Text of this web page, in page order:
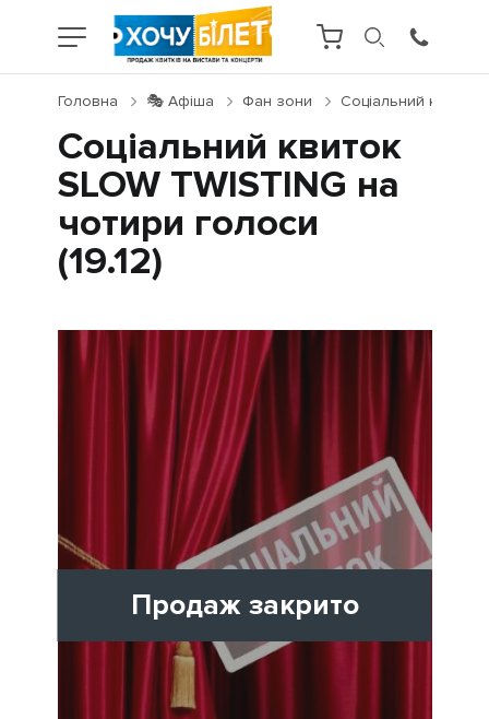
Головна 🎭 Афіша Фан зони Соціальний квиток
Соціальний квиток
SLOW TWISTING на
чотири голоси
(19.12)
Продаж закрито